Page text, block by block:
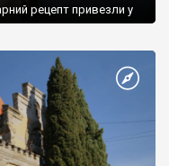
рецепт привезли у